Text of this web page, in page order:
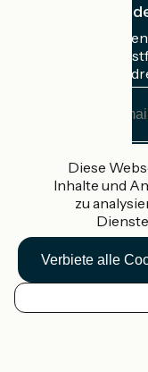
DE
Ich abonniere
Erhalten Sie
Rad in Ihrem
Meine E-Mail-
Adresse
Gefördert im
Accueil Vélo Pro
Kontakt
Rechtliche
Diese
Inhalte und
zu
Verbiete alle